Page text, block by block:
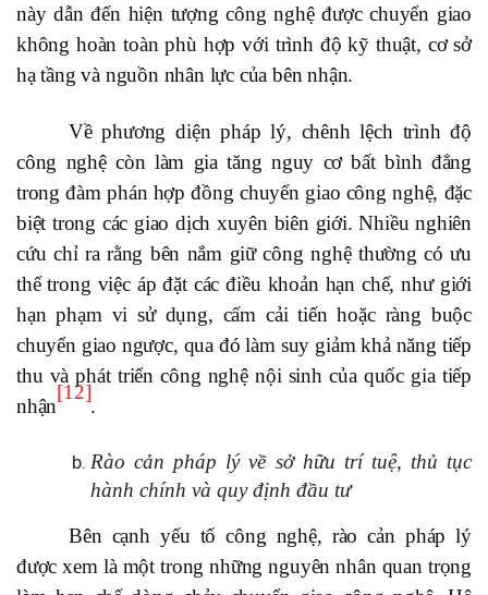
này dẫn đến hiện tượng công nghệ được chuyển giao
không hoàn toàn phù hợp với trình độ kỹ thuật, cơ sở
hạ tầng và nguồn nhân lực của bên nhận.
Về phương diện pháp lý, chênh lệch trình độ
công nghệ còn làm gia tăng nguy cơ bất bình đẳng
trong đàm phán hợp đồng chuyển giao công nghệ, đặc
biệt trong các giao dịch xuyên biên giới. Nhiều nghiên
cứu chỉ ra rằng bên nắm giữ công nghệ thường có ưu
thế trong việc áp đặt các điều khoản hạn chế, như giới
hạn phạm vi sử dụng, cấm cải tiến hoặc ràng buộc
chuyển giao ngược, qua đó làm suy giảm khả năng tiếp
thu và phát triển công nghệ nội sinh của quốc gia tiếp
nhận
[12]
.
Rào cản pháp lý về sở hữu trí tuệ, thủ tục
hành chính và quy định đầu tư
Bên cạnh yếu tố công nghệ, rào cản pháp lý
được xem là một trong những nguyên nhân quan trọng